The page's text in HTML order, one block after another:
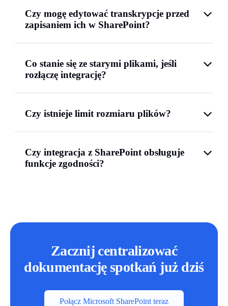
Czy mogę edytować transkrypcje przed
zapisaniem ich w SharePoint?
Co stanie się ze starymi plikami, jeśli
rozłączę integrację?
Czy istnieje limit rozmiaru plików?
Czy integracja z SharePoint obsługuje
funkcje zgodności?
Zacznij centralizować
dokumentację spotkań już dziś
Połącz Microsoft SharePoint teraz